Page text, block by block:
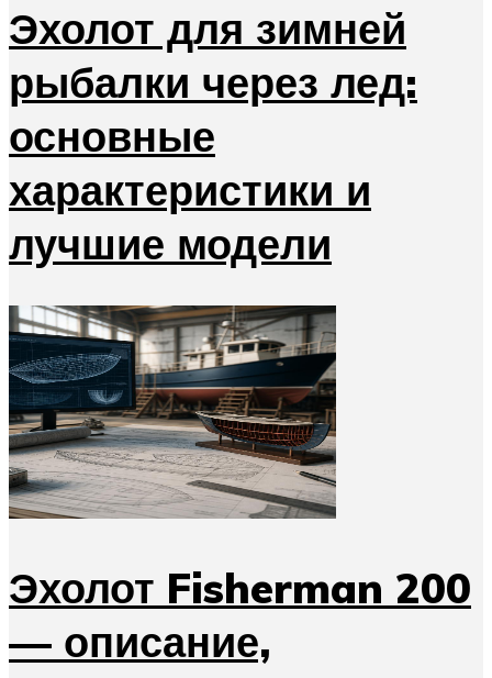
Эхолот для зимней
рыбалки через лед:
основные
характеристики и
лучшие модели
Эхолот Fisherman 200
— описание,